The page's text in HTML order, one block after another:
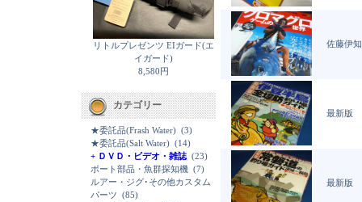
リトルプレゼンツ EIガード(エ
イガード)
8,580円
カテゴリー
★委託品(Frash Water) (3)
★委託品(Salt Water) (14)
+ ＤＶＤ・ビデオ・雑誌 (23)
ボート部品・魚群探知機 (7)
ルアー・ジグ･その他カスタム
パーツ (85)
佐藤伊
最新版
最新版